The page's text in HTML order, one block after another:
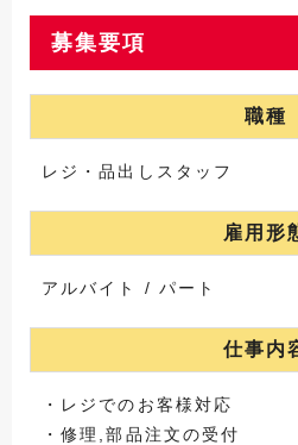
募集要項
職種
レジ・品出しスタッフ
雇用形
アルバイト / パート
仕事内
・レジでのお客様対応
・修理,部品注文の受付